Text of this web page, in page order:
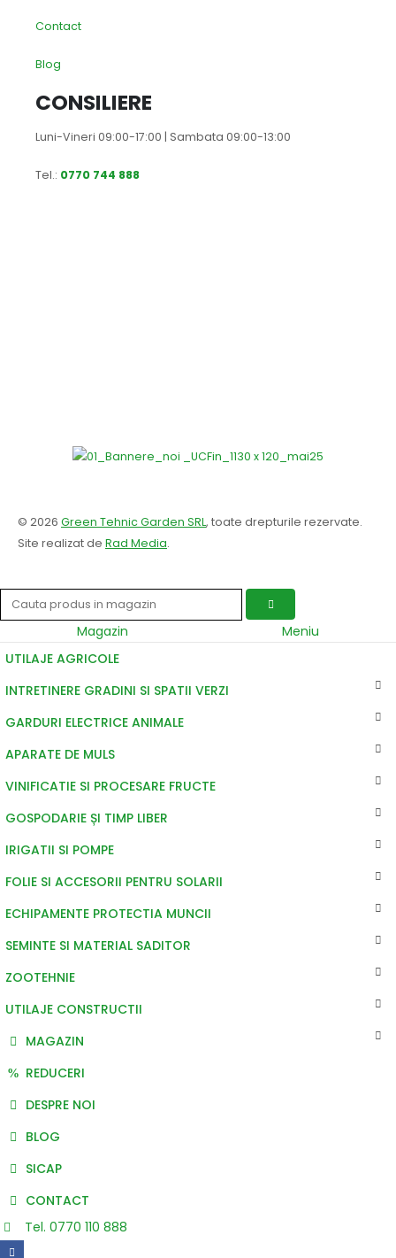
Contact
Blog
CONSILIERE
Luni-Vineri 09:00-17:00 | Sambata 09:00-13:00
Tel.: 0770 744 888
© 2026 Green Tehnic Garden SRL, toate drepturile rezervate.
Site realizat de Rad Media.
Magazin
Meniu
UTILAJE AGRICOLE
INTRETINERE GRADINI SI SPATII VERZI
GARDURI ELECTRICE ANIMALE
APARATE DE MULS
VINIFICATIE SI PROCESARE FRUCTE
GOSPODARIE ȘI TIMP LIBER
IRIGATII SI POMPE
FOLIE SI ACCESORII PENTRU SOLARII
ECHIPAMENTE PROTECTIA MUNCII
SEMINTE SI MATERIAL SADITOR
ZOOTEHNIE
UTILAJE CONSTRUCTII
MAGAZIN
REDUCERI
DESPRE NOI
BLOG
SICAP
CONTACT
Tel. 0770 110 888